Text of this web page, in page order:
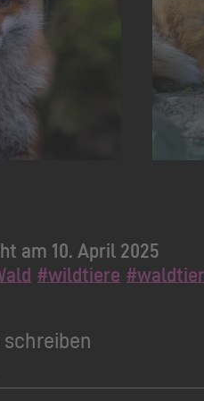
am 10. April 2025
#wildtiere